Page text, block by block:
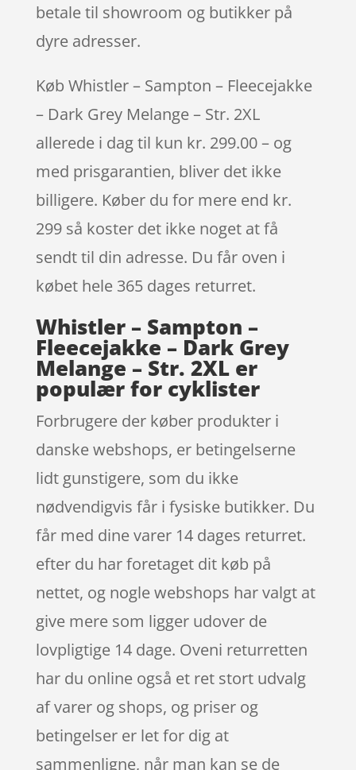
betale til showroom og butikker på
dyre adresser.
Køb Whistler – Sampton – Fleecejakke
– Dark Grey Melange – Str. 2XL
allerede i dag til kun kr. 299.00 – og
med prisgarantien, bliver det ikke
billigere. Køber du for mere end kr.
299 så koster det ikke noget at få
sendt til din adresse. Du får oven i
købet hele 365 dages returret.
Whistler – Sampton –
Fleecejakke – Dark Grey
Melange – Str. 2XL er
populær for cyklister
Forbrugere der køber produkter i
danske webshops, er betingelserne
lidt gunstigere, som du ikke
nødvendigvis får i fysiske butikker. Du
får med dine varer 14 dages returret.
efter du har foretaget dit køb på
nettet, og nogle webshops har valgt at
give mere som ligger udover de
lovpligtige 14 dage. Oveni returretten
har du online også et ret stort udvalg
af varer og shops, og priser og
betingelser er let for dig at
sammenligne, når man kan se de